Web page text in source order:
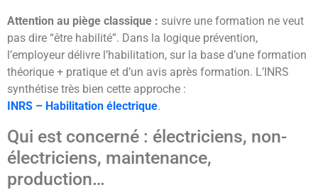
Attention au piège classique : suivre une formation ne veut
pas dire “être habilité”. Dans la logique prévention,
l’employeur délivre l’habilitation, sur la base d’une formation
théorique + pratique et d’un avis après formation. L’INRS
synthétise très bien cette approche :
INRS – Habilitation électrique.
Qui est concerné : électriciens, non-
électriciens, maintenance,
production…